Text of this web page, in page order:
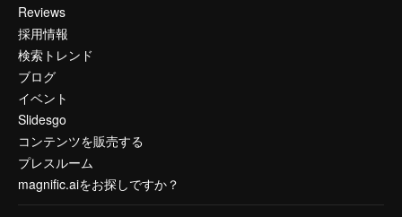
Reviews
採用情報
検索トレンド
ブログ
イベント
Slidesgo
コンテンツを販売する
プレスルーム
magnific.aiをお探しですか？